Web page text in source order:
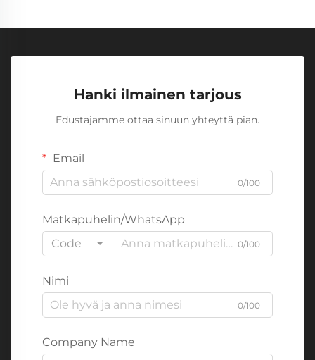
Hanki ilmainen tarjous
Edustajamme ottaa sinuun yhteyttä pian.
Email
0/100
Matkapuhelin/WhatsApp
Code
0/100
Nimi
0/100
Company Name